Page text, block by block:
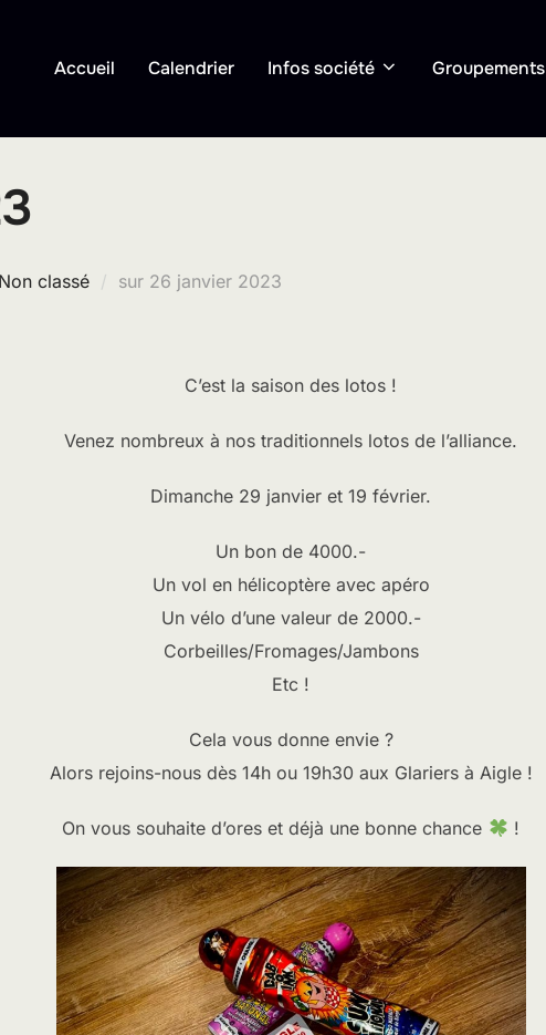
Accueil Calendrier Infos société Groupements
Non classé sur Publié
26 janvier 2023
C’est la saison des lotos !
Venez nombreux à nos traditionnels lotos de l’alliance.
Dimanche 29 janvier et 19 février.
Un bon de 4000.-
Un vol en hélicoptère avec apéro
Un vélo d’une valeur de 2000.-
Corbeilles/Fromages/Jambons
Etc !
Cela vous donne envie ?
Alors rejoins-nous dès 14h ou 19h30 aux Glariers à Aigle !
On vous souhaite d’ores et déjà une bonne chance !